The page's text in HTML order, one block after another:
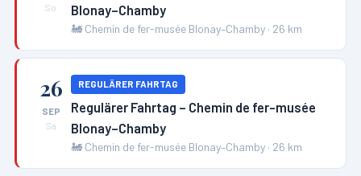
So
Blonay–Chamby
🚂 Chemin de fer-musée Blonay–Chamby · 26 km
26
SEP
Sa
REGULÄRER FAHRTAG
Regulärer Fahrtag – Chemin de fer-musée
Blonay–Chamby
🚂 Chemin de fer-musée Blonay–Chamby · 26 km